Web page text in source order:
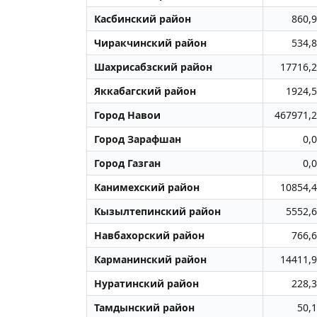
Касбинский район
860,9
Чиракчинский район
534,8
Шахрисабзский район
17716,2
Яккабагский район
1924,5
Город Навои
467971,2
Город Заpафшан
0,0
Город Газган
0,0
Канимехский район
10854,4
Кызылтепинский район
5552,6
Навбахорский район
766,6
Карманинский район
14411,9
Нуратинский район
228,3
Тамдынский район
50,1